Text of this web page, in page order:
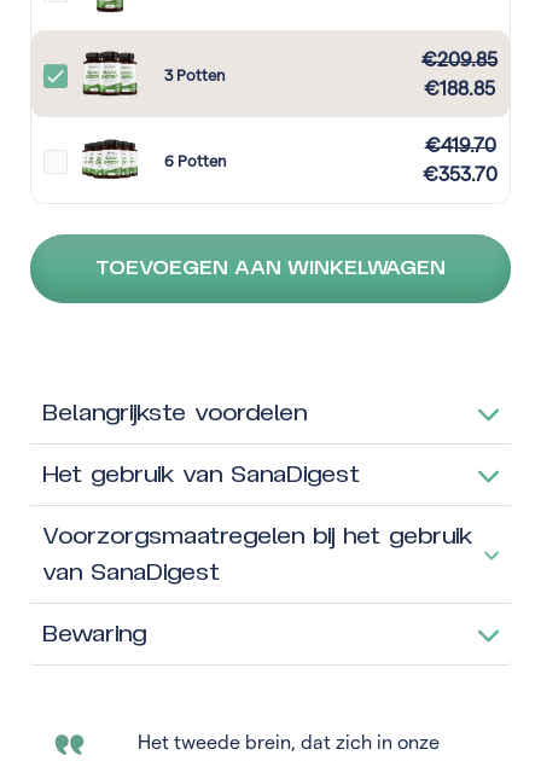
3 Potten
€209.85
€188.85
6 Potten
€419.70
€353.70
TOEVOEGEN AAN WINKELWAGEN
Belangrijkste voordelen
Het gebruik van SanaDigest
Voorzorgsmaatregelen bij het gebruik
van SanaDigest
Bewaring
Het tweede brein, dat zich in onze